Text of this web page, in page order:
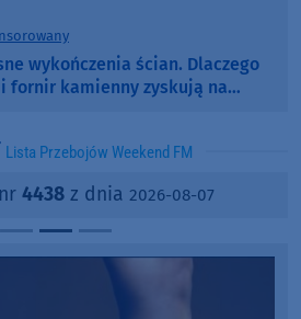
wykończenia ścian. Dlaczego
i fornir kamienny zyskują na
Lista Przebojów Weekend FM
4438z dnia 2026-08-07